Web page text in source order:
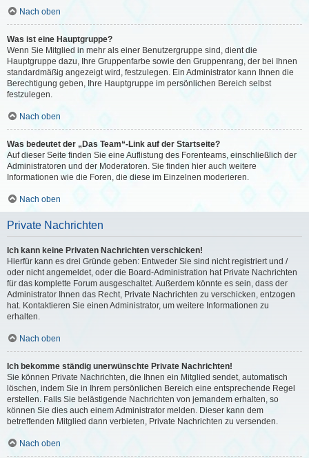
Nach oben
Was ist eine Hauptgruppe?
Wenn Sie Mitglied in mehr als einer Benutzergruppe sind, dient die
Hauptgruppe dazu, Ihre Gruppenfarbe sowie den Gruppenrang, der bei Ihnen
standardmäßig angezeigt wird, festzulegen. Ein Administrator kann Ihnen die
Berechtigung geben, Ihre Hauptgruppe im persönlichen Bereich selbst
festzulegen.
Nach oben
Was bedeutet der „Das Team“-Link auf der Startseite?
Auf dieser Seite finden Sie eine Auflistung des Forenteams, einschließlich der
Administratoren und der Moderatoren. Sie finden hier auch weitere
Informationen wie die Foren, die diese im Einzelnen moderieren.
Nach oben
Private Nachrichten
Ich kann keine Privaten Nachrichten verschicken!
Hierfür kann es drei Gründe geben: Entweder Sie sind nicht registriert und /
oder nicht angemeldet, oder die Board-Administration hat Private Nachrichten
für das komplette Forum ausgeschaltet. Außerdem könnte es sein, dass der
Administrator Ihnen das Recht, Private Nachrichten zu verschicken, entzogen
hat. Kontaktieren Sie einen Administrator, um weitere Informationen zu
erhalten.
Nach oben
Ich bekomme ständig unerwünschte Private Nachrichten!
Sie können Private Nachrichten, die Ihnen ein Mitglied sendet, automatisch
löschen, indem Sie in Ihrem persönlichen Bereich eine entsprechende Regel
erstellen. Falls Sie belästigende Nachrichten von jemandem erhalten, so
können Sie dies auch einem Administrator melden. Dieser kann dem
betreffenden Mitglied dann verbieten, Private Nachrichten zu versenden.
Nach oben